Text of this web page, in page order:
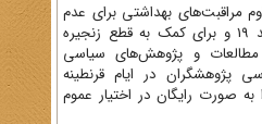
مراقبت‌های بهداشتی برای عدم
ابتلا به ویروس کووید 19 و برای کمک به قطع زنجیره
و پژوهش‌های سیاسی
در ایام قرنطینه
صورت رایگان در اختیار عموم